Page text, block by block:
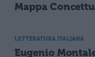
Mappa
LETTERATURA ITALIANA
Eugenio